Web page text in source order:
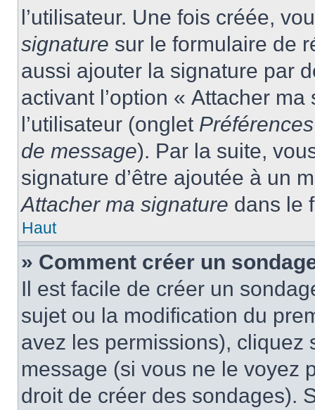
l’utilisateur. Une fois créée,
signature sur le formulaire de
aussi ajouter la signature par
activant l’option « Attacher
l’utilisateur (onglet
de message). Par la suite,
signature d’être ajoutée à un
Attacher ma signature dans le
Haut
» Comment créer un
Il est facile de créer un
sujet ou la modification du
avez les permissions), cliquez
message (si vous ne le voyez
droit de créer des sondages).